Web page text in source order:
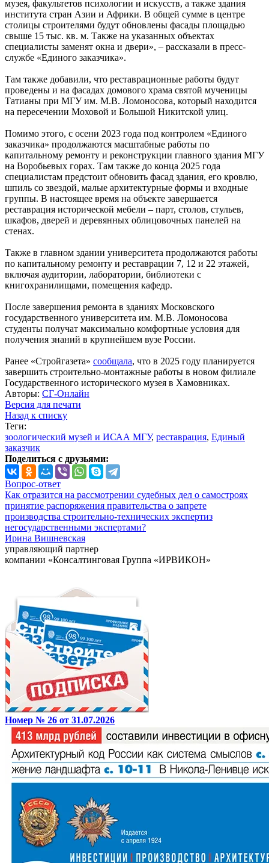
музея, факультетов психологии и искусств, а также здания
института стран Азии и Африки. В общей сумме в центре
столицы строителями будут обновлены фасады площадью
свыше 15 тыс. кв. м. Также на указанных объектах
специалисты заменят окна и двери», – рассказали в пресс-
службе «Единого заказчика».
Там также добавили, что реставрационные работы будут
проведены и на фасадах домового храма святой мученицы
Татианы при МГУ им. М.В. Ломоносова, который находится
на пересечении Моховой и Большой Никитской улиц.
Помимо этого, с осени 2023 года под контролем «Единого
заказчика» продолжаются масштабные работы по
капитальному ремонту и реконструкции главного здания МГУ
на Воробьевых горах. Там также до конца 2025 года
специалистам предстоит обновить фасад здания, его кровлю,
шпиль со звездой, малые архитектурные формы и входные
группы. В настоящее время на объекте завершается
реставрация исторической мебели – парт, столов, стульев,
шкафов, дверей и деревянных облицовочных панелей на
стенах.
Также в главном здании университета продолжаются работы
по капитальному ремонту и реставрации 7, 12 и 22 этажей,
включая аудитории, лаборатории, библиотеки с
книгохранилищами, помещения кафедр.
После завершения ремонта в зданиях Московского
государственного университета им. М.В. Ломоносова
студенты получат максимально комфортные условия для
получения знаний в крупнейшем вузе России.
Ранее «Стройгазета» сообщала, что в 2025 году планируется
завершить строительно-монтажные работы в новом филиале
Государственного исторического музея в Хамовниках.
Авторы: СГ-Онлайн
Версия для печати
Назад к списку
Теги:
зоологический музей и ИСАА МГУ, реставрация, Единый
заказчик
Поделиться с друзьями:
Вопрос-ответ
Как отразится на рассмотрении судебных дел о самостроях
принятие распоряжения правительства о запрете
производства строительно-технических экспертиз
негосударственными экспертами?
Ирина Вишневская
управляющий партнер
компании «Консалтинговая Группа «ИРВИКОН»
Номер № 26 от 31.07.2026